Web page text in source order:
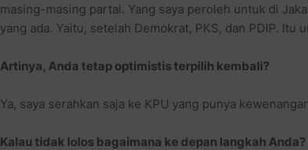
masing-masing partai. Yang saya peroleh untuk di
yang ada. Yaitu, setelah Demokrat, PKS, dan PDIP. Itu
Artinya, Anda tetap optimistis terpilih kembali?
Ya, saya serahkan saja ke KPU yang punya
Kalau tidak lolos bagaimana ke depan langkah Anda?